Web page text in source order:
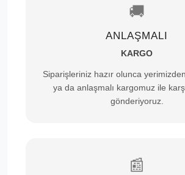
🚚
ANLAŞMALI
KARGO
Siparişleriniz hazır olunca
ya da anlaşmalı kargomuz ile
gönderiyoruz.
📰